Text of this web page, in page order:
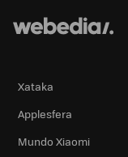
Xataka
Applesfera
Mundo Xiaomi